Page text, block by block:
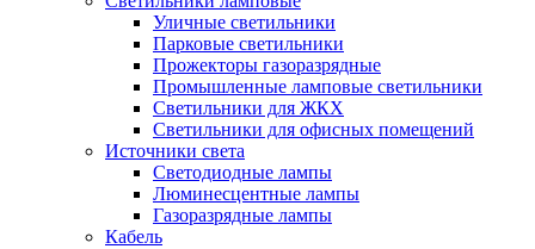
Уличные светильники
Парковые светильники
Прожекторы газоразрядные
Промышленные ламповые светильники
Светильники для ЖКХ
Светильники для офисных помещений
Источники света
Светодиодные лампы
Люминесцентные лампы
Газоразрядные лампы
Кабель